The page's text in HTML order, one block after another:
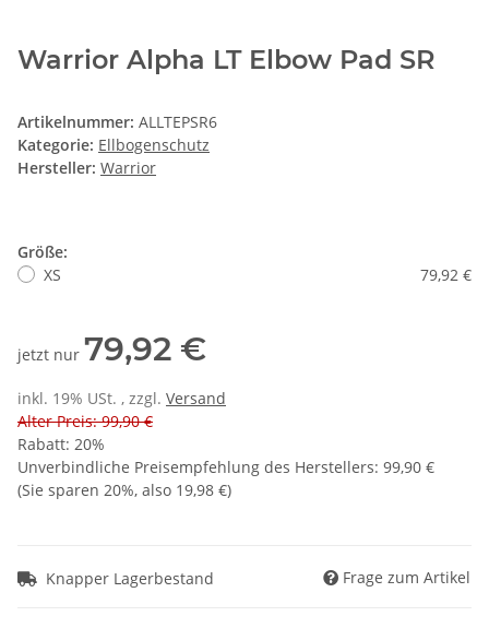
Warrior Alpha LT Elbow Pad SR
Artikelnummer: ALLTEPSR6
Kategorie: Ellbogenschutz
Hersteller: Warrior
Größe:
XS
79,92 €
jetzt nur 79,92 €
inkl. 19% USt. , zzgl. Versand
Alter Preis: 99,90 €
Rabatt: 20%
Unverbindliche Preisempfehlung des Herstellers: 99,90 €
(Sie sparen 20%, also 19,98 €)
Knapper Lagerbestand Frage zum Artikel